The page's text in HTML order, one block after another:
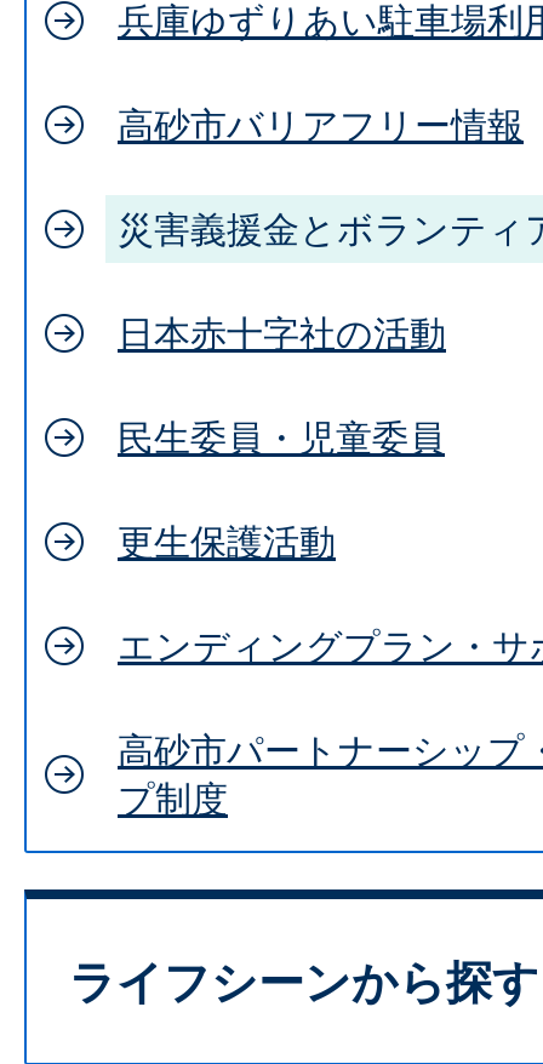
兵庫ゆずりあい駐車場利
高砂市バリアフリー情報
災害義援金とボランティ
日本赤十字社の活動
民生委員・児童委員
更生保護活動
エンディングプラン・サ
高砂市パートナーシップ
プ制度
ライフシーンから探す